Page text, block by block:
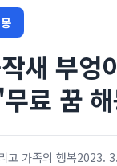
새 부엉
료 꿈
고 가족의 행복2023.